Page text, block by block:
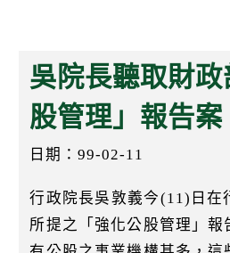
吳院長聽取財
股管理」報告案
日期：99-02-11
行政院長吳敦義今(11)日在
所提之「強化公股管理」報